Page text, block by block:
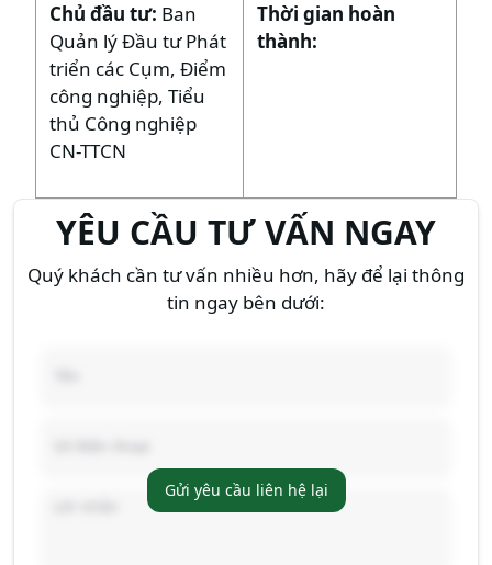
Chủ đầu tư: Ban
Quản lý Đầu tư Phát
triển các Cụm, Điểm
công nghiệp, Tiểu
thủ Công nghiệp
CN-TTCN
Thời gian hoàn
thành:
YÊU CẦU TƯ VẤN NGAY
Quý khách cần tư vấn nhiều hơn, hãy để lại thông
tin ngay bên dưới:
Gửi yêu cầu liên hệ lại